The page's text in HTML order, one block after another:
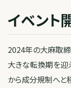
イベント
2024年の大麻取締
大きな転換期を迎
から成分規制へと